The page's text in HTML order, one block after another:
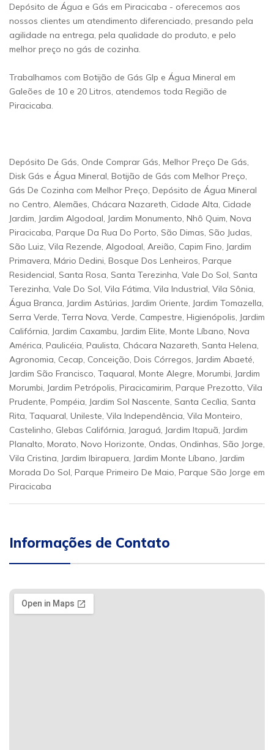
Depósito de Água e Gás em Piracicaba - oferecemos aos
nossos clientes um atendimento diferenciado, presando pela
agilidade na entrega, pela qualidade do produto, e pelo
melhor preço no gás de cozinha.
Trabalhamos com Botijão de Gás Glp e Água Mineral em
Galeões de 10 e 20 Litros, atendemos toda Região de
Piracicaba.
Depósito De Gás, Onde Comprar Gás, Melhor Preço De Gás,
Disk Gás e Água Mineral, Botijão de Gás com Melhor Preço,
Gás De Cozinha com Melhor Preço, Depósito de Água Mineral
no Centro, Alemães, Chácara Nazareth, Cidade Alta, Cidade
Jardim, Jardim Algodoal, Jardim Monumento, Nhô Quim, Nova
Piracicaba, Parque Da Rua Do Porto, São Dimas, São Judas,
São Luiz, Vila Rezende, Algodoal, Areião, Capim Fino, Jardim
Primavera, Mário Dedini, Bosque Dos Lenheiros, Parque
Residencial, Santa Rosa, Santa Terezinha, Vale Do Sol, Santa
Terezinha, Vale Do Sol, Vila Fátima, Vila Industrial, Vila Sônia,
Água Branca, Jardim Astúrias, Jardim Oriente, Jardim Tomazella,
Serra Verde, Terra Nova, Verde, Campestre, Higienópolis, Jardim
Califórnia, Jardim Caxambu, Jardim Elite, Monte Líbano, Nova
América, Paulicéia, Paulista, Chácara Nazareth, Santa Helena,
Agronomia, Cecap, Conceição, Dois Córregos, Jardim Abaeté,
Jardim São Francisco, Taquaral, Monte Alegre, Morumbi, Jardim
Morumbi, Jardim Petrópolis, Piracicamirim, Parque Prezotto, Vila
Prudente, Pompéia, Jardim Sol Nascente, Santa Cecília, Santa
Rita, Taquaral, Unileste, Vila Independência, Vila Monteiro,
Castelinho, Glebas Califórnia, Jaraguá, Jardim Itapuã, Jardim
Planalto, Morato, Novo Horizonte, Ondas, Ondinhas, São Jorge,
Vila Cristina, Jardim Ibirapuera, Jardim Monte Líbano, Jardim
Morada Do Sol, Parque Primeiro De Maio, Parque São Jorge em
Piracicaba
Informações de Contato